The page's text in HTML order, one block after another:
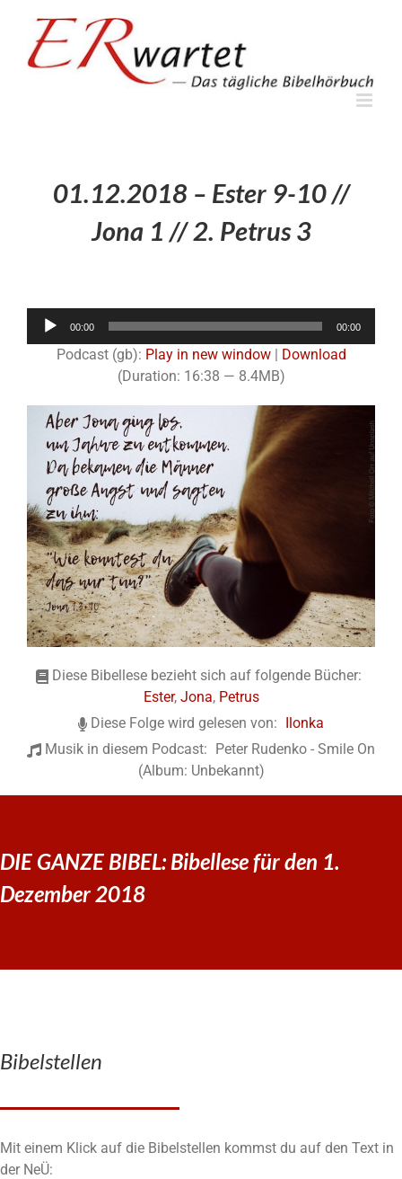
springen
01.12.2018 – Ester 9-10 //
Jona 1 // 2. Petrus 3
Audio-
00:00 00:00
Podcast (gb): Play in new window|
Download
(Duration: 16:38 — 8.4MB)
Diese Bibellese bezieht sich auf folgende Bücher:
Ester, Jona, Petrus
Diese Folge wird gelesen von:
Ilonka
Musik in diesem Podcast: Peter Rudenko - Smile On
(Album: Unbekannt)
DIE GANZE BIBEL: Bibellese für den 1.
Dezember 2018
Bibelstellen
Mit einem Klick auf die Bibelstellen kommst du auf den Text in
der NeÜ: